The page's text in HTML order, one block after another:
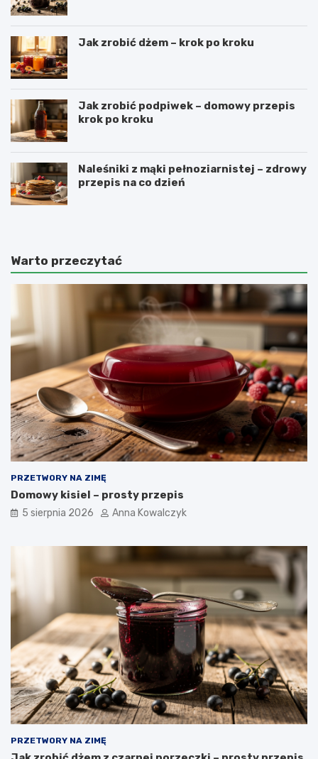
Jak zrobić dżem – krok po kroku
Jak zrobić podpiwek – domowy przepis
krok po kroku
Naleśniki z mąki pełnoziarnistej – zdrowy
przepis na co dzień
Warto przeczytać
PRZETWORY NA ZIMĘ
Domowy kisiel – prosty przepis
5 sierpnia 2026 Anna Kowalczyk
PRZETWORY NA ZIMĘ